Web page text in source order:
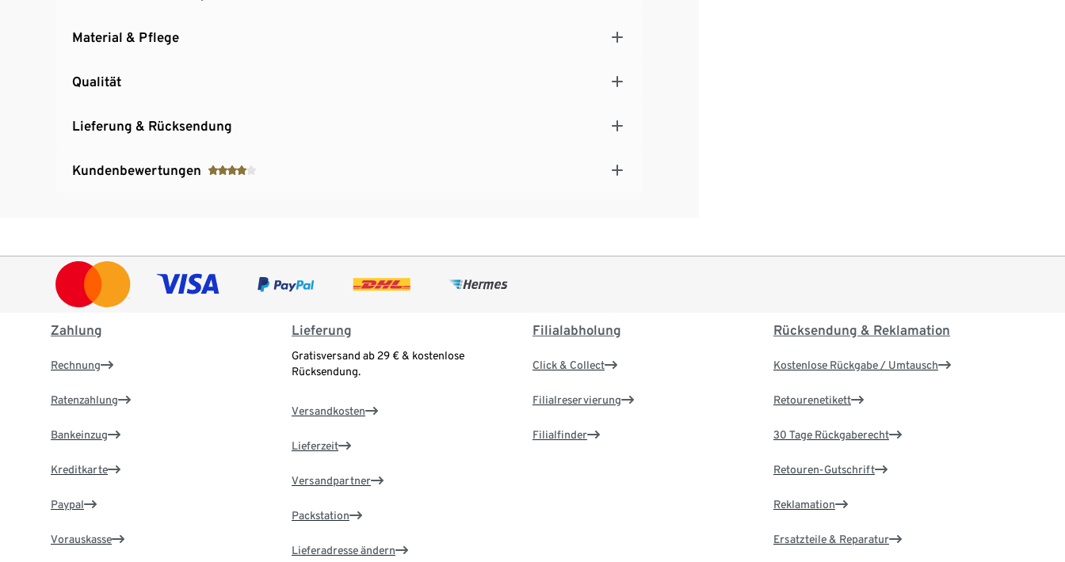
Material & Pflege
Qualität
Lieferung & Rücksendung
Kundenbewertungen
Zahlung
Rechnung
Ratenzahlung
Bankeinzug
Kreditkarte
Paypal
Vorauskasse
Lieferung
Gratisversand ab 29 € & kostenlose
Rücksendung.
Versandkosten
Lieferzeit
Versandpartner
Packstation
Lieferadresse ändern
Filialabholung
Click & Collect
Filialreservierung
Filialfinder
Rücksendung & Reklamation
Kostenlose Rückgabe / Umtausch
Retourenetikett
30 Tage Rückgaberecht
Retouren-Gutschrift
Reklamation
Ersatzteile & Reparatur